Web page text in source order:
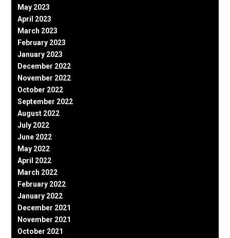
May 2023
April 2023
March 2023
February 2023
January 2023
December 2022
November 2022
October 2022
September 2022
August 2022
July 2022
June 2022
May 2022
April 2022
March 2022
February 2022
January 2022
December 2021
November 2021
October 2021